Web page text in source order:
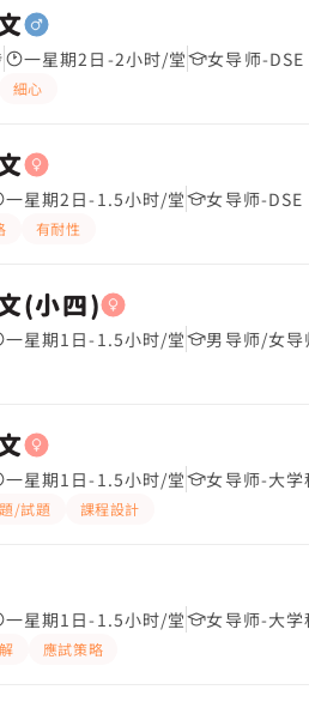
一星期2日-2小时/堂 女导师-DSE
細心
一星期2日-1.5小时/堂 女导师-DSE
有耐性
(小四)
一星期1日-1.5小时/堂 男导师/女
一星期1日-1.5小时/堂 女导师-大学
/試題 課程設計
一星期1日-1.5小时/堂 女导师-大学
應試策略